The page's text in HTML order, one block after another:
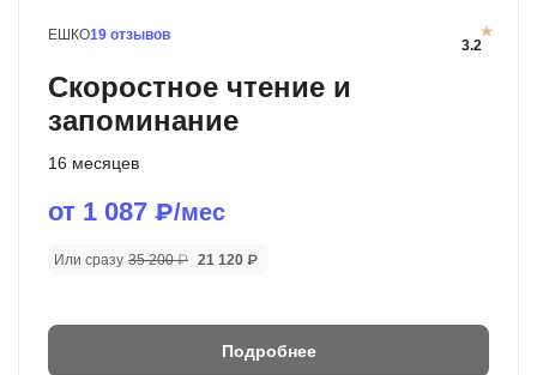
Скоростное чтение и
запоминание
ЕШКО
3.2
19 отзывов
от 1 087 ₽/мес
Или сразу 35 200 ₽ 21 120 ₽
16 месяцев
Подробнее